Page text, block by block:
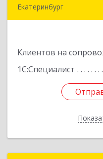
Екатеринбург
Клиентов на
1С:Специалист